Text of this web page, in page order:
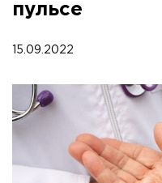
пульсе
15.09.2022